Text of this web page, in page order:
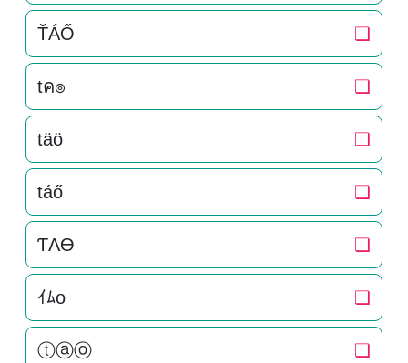
ŤÁŐ ❏
tค๏ ❏
täö ❏
táő ❏
ƬΛӨ ❏
ｲﾑo ❏
ⓣⓐⓞ ❏